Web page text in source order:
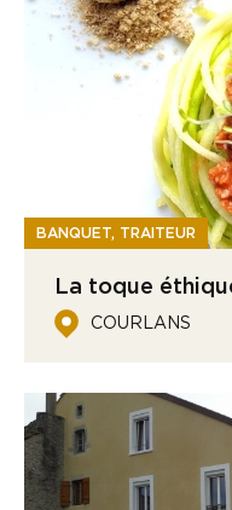
BANQUET, TRAITEUR
La toque
COURLANS